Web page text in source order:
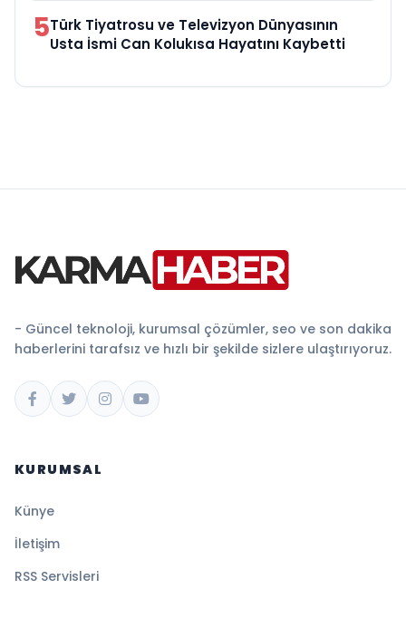
5Türk Tiyatrosu ve Televizyon Dünyasının
Usta İsmi Can Kolukısa Hayatını Kaybetti
- Güncel teknoloji, kurumsal çözümler, seo ve son dakika
haberlerini tarafsız ve hızlı bir şekilde sizlere ulaştırıyoruz.
KURUMSAL
Künye
İletişim
RSS Servisleri